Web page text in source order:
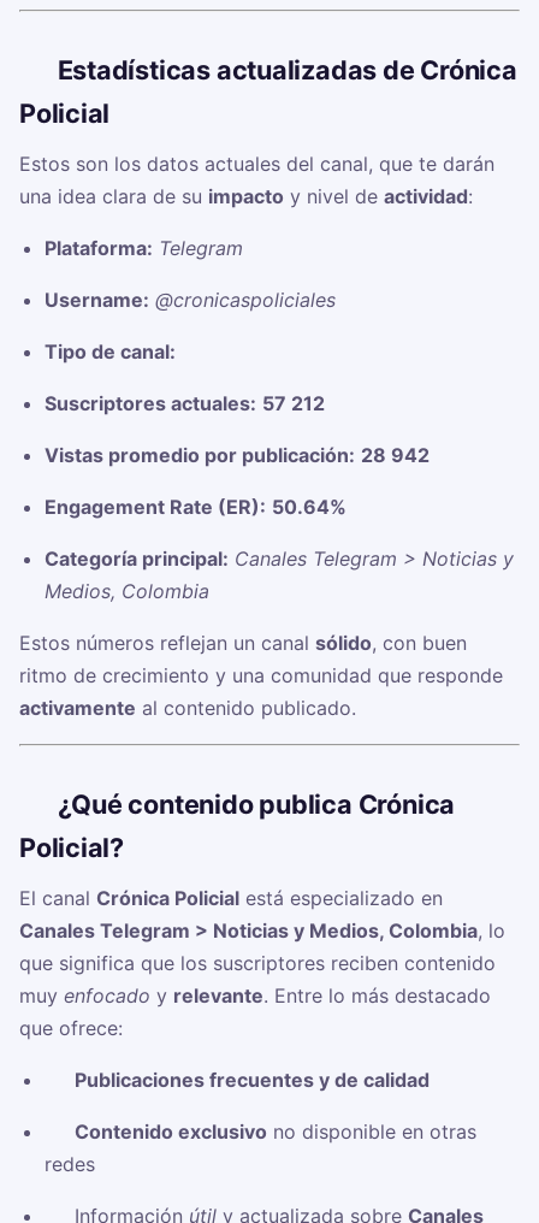
Estadísticas actualizadas de Crónica
Policial
Estos son los datos actuales del canal, que te darán
una idea clara de su impacto y nivel de actividad:
Plataforma: Telegram
Username: @cronicaspoliciales
Tipo de canal:
Suscriptores actuales: 57 212
Vistas promedio por publicación: 28 942
Engagement Rate (ER): 50.64%
Categoría principal: Canales Telegram > Noticias y
Medios, Colombia
Estos números reflejan un canal sólido, con buen
ritmo de crecimiento y una comunidad que responde
activamente al contenido publicado.
¿Qué contenido publica Crónica
Policial?
El canal Crónica Policial está especializado en
Canales Telegram > Noticias y Medios, Colombia, lo
que significa que los suscriptores reciben contenido
muy enfocado y relevante. Entre lo más destacado
que ofrece:
Publicaciones frecuentes y de calidad
Contenido exclusivo no disponible en otras
redes
✅ Información útily actualizada sobre Canales